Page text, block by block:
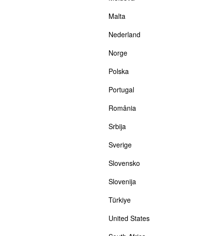
Malta
Nederland
Norge
Polska
Portugal
România
Srbija
Sverige
Slovensko
Slovenija
Türkiye
United States